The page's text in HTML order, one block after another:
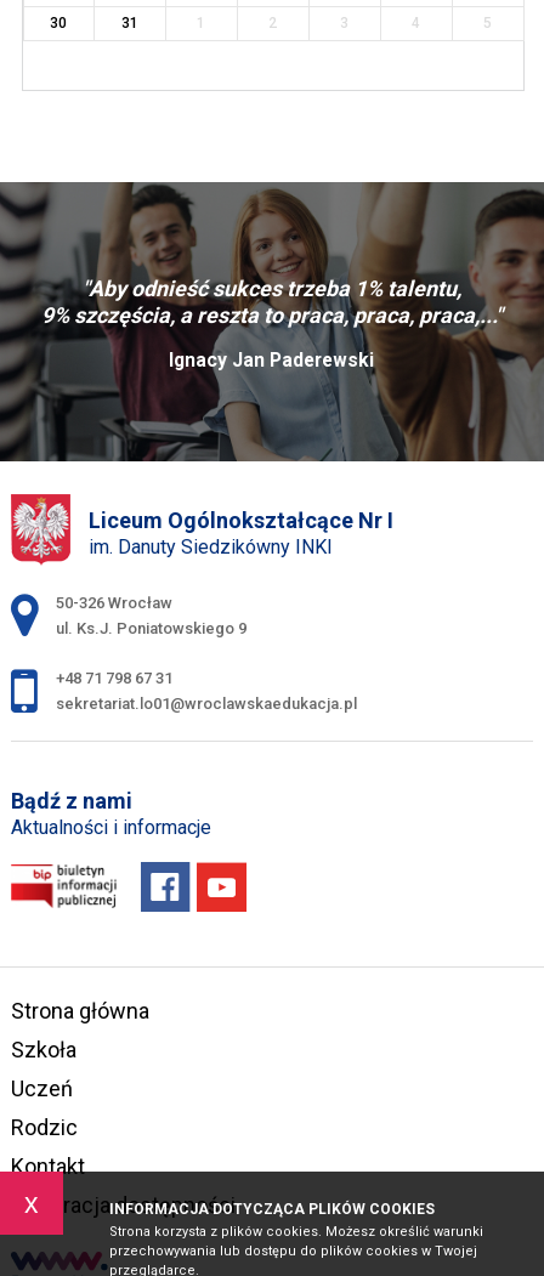
x INFORMACJA DOTYCZĄCA PLIKÓW COOKIES
Strona korzysta z plików cookies. Możesz określić warunki
przechowywania lub dostępu do plików cookies w Twojej
przeglądarce.
30
31 1 2 3 4 5
"Aby odnieść sukces trzeba 1% talentu,
9% szczęścia, a reszta to praca, praca, praca,..."
Ignacy Jan Paderewski
Liceum Ogólnokształcące Nr I
im. Danuty Siedzikówny INKI
Adres pocztowy:
50-326 Wrocław
ul. Ks.J. Poniatowskiego 9
+48 71 798 67 31
sekretariat.lo01@wroclawskaedukacja.pl
Bądź z nami
Aktualności i informacje
Strona główna
Szkoła
Uczeń
Rodzic
Kontakt
Deklaracja dostępności